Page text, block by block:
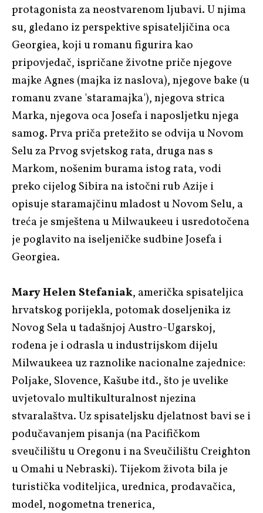
protagonista za neostvarenom ljubavi. U njima
su, gledano iz perspektive spisateljičina oca
Georgiea, koji u romanu figurira kao
pripovjedač, ispričane životne priče njegove
majke Agnes (majka iz naslova), njegove bake (u
romanu zvane 'staramajka'), njegova strica
Marka, njegova oca Josefa i naposljetku njega
samog. Prva priča pretežito se odvija u Novom
Selu za Prvog svjetskog rata, druga nas s
Markom, nošenim burama istog rata, vodi
preko cijelog Sibira na istočni rub Azije i
opisuje staramajčinu mladost u Novom Selu, a
treća je smještena u Milwaukeeu i usredotočena
je poglavito na iseljeničke sudbine Josefa i
Georgiea.
Mary Helen Stefaniak, američka spisateljica
hrvatskog porijekla, potomak doseljenika iz
Novog Sela u tadašnjoj Austro-Ugarskoj,
rođena je i odrasla u industrijskom dijelu
Milwaukeea uz raznolike nacionalne zajednice:
Poljake, Slovence, Kašube itd., što je uvelike
uvjetovalo multikulturalnost njezina
stvaralaštva. Uz spisateljsku djelatnost bavi se i
podučavanjem pisanja (na Pacifičkom
sveučilištu u Oregonu i na Sveučilištu Creighton
u Omahi u Nebraski). Tijekom života bila je
turistička voditeljica, urednica, prodavačica,
model, nogometna trenerica,